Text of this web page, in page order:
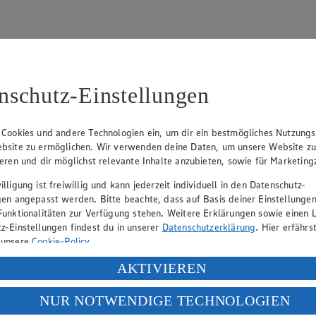
(Geschäftsführer), Christian Remy (Geschäftsführer), Stefan
gewährt Ihnen jedoch das Recht, den auf dieser Website
und Vervielfältigung von Bildmaterial oder Grafiken aus
verantwortlich. Firma und Anschriften unserer
hin, dass wir nicht an einem Streitbeilegungsverfahren vor einer
Einstellungen
und andere Technologien ein, um dir ein bestmögliches
zu ermöglichen. Wir verwenden deine Daten, um unsere Website zu
und dir möglichst relevante Inhalte anzubieten, sowie für
ist freiwillig und kann jederzeit individuell in den Datenschutz-
angepasst werden. Bitte beachte, dass auf Basis deiner
zur Verfügung stehen. Weitere Erklärungen sowie einen
Einstellungen findest du in unserer Datenschutzerklärung. Hier
Cookie-Policy.
deiner personenbezogenen Daten in den USA durch Facebook und
„Aktivieren“ klickst, willigst du im Sinne des Art. 49 Abs. 1 Satz 1 lit.
Daten in den USA verarbeitet werden. Der EuGH sieht die USA als
AKTIVIEREN
NUR NOTWENDIGE TECHNOLOGIEN